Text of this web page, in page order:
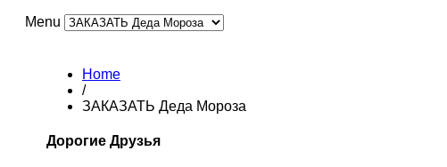
Menu
Home
/
ЗАКАЗАТЬ Деда Мороза
Дорогие Друзья